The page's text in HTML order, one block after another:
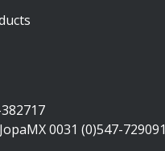
0031 (0)547-729091